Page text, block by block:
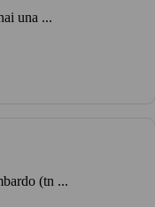
una ...
(tn ...